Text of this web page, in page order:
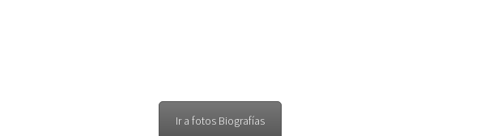
Ir a fotos Biografías